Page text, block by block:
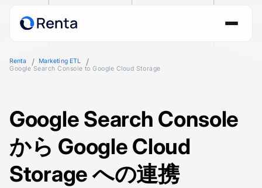
Renta
Marketing ETL
Google Search Console to Google Cloud Storage
Google Search Console
から Google Cloud
Storage への連携